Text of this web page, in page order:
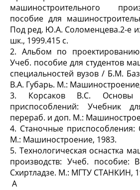
машиностроительного
пособие для
Под ред. Ю.А. Соломенцева.2-е
шк., 1999.415 с.
2. Альбом по
Учеб. пособие для студентов
специальностей вузов / Б.М.
В.А. Губарь. М.:
3. Корсаков В.С. Основы
приспособлений: Учебник
перераб. и доп. М.:
4. Станочные приспособления:
М.: Машиностроение, 1983.
5. Технологическая оснастка
производств: Учеб.
Схиртладзе. М.: МГТУ СТАНКИН,
A